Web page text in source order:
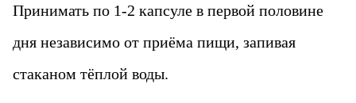
Принимать по 1-2 капсуле в первой половине
дня независимо от приёма пищи, запивая
стаканом тёплой воды.